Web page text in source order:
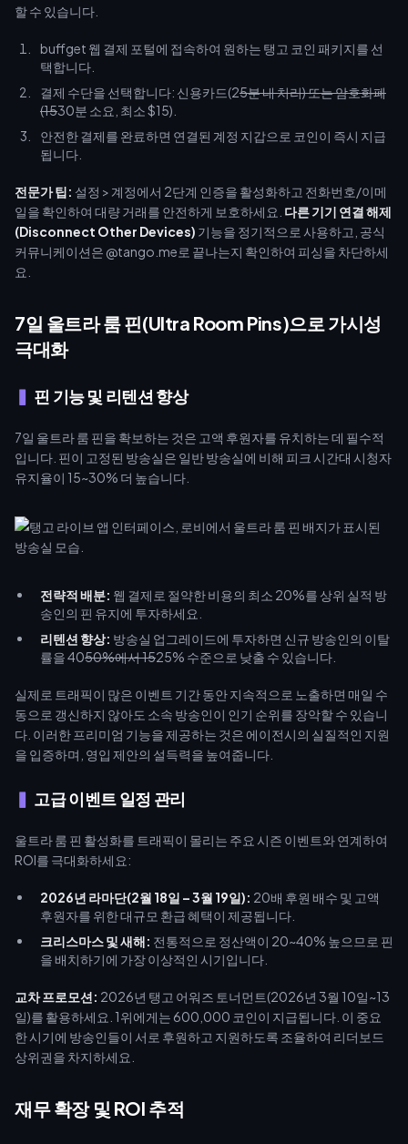
할 수 있습니다.
buffget 웹 결제 포털에 접속하여 원하는 탱고 코인 패키지를 선
택합니다.
결제 수단을 선택합니다: 신용카드(25분 내 처리) 또는 암호화폐
(1530분 소요, 최소 $15).
안전한 결제를 완료하면 연결된 계정 지갑으로 코인이 즉시 지급
됩니다.
전문가 팁: 설정 > 계정에서 2단계 인증을 활성화하고 전화번호/이메
일을 확인하여 대량 거래를 안전하게 보호하세요. 다른 기기 연결 해제
(Disconnect Other Devices) 기능을 정기적으로 사용하고, 공식
커뮤니케이션은 @tango.me로 끝나는지 확인하여 피싱을 차단하세
요.
7일 울트라 룸 핀(Ultra Room Pins)으로 가시성
극대화
핀 기능 및 리텐션 향상
7일 울트라 룸 핀을 확보하는 것은 고액 후원자를 유치하는 데 필수적
입니다. 핀이 고정된 방송실은 일반 방송실에 비해 피크 시간대 시청자
유지율이 15~30% 더 높습니다.
전략적 배분: 웹 결제로 절약한 비용의 최소 20%를 상위 실적 방
송인의 핀 유지에 투자하세요.
리텐션 향상: 방송실 업그레이드에 투자하면 신규 방송인의 이탈
률을 4050%에서 1525% 수준으로 낮출 수 있습니다.
실제로 트래픽이 많은 이벤트 기간 동안 지속적으로 노출하면 매일 수
동으로 갱신하지 않아도 소속 방송인이 인기 순위를 장악할 수 있습니
다. 이러한 프리미엄 기능을 제공하는 것은 에이전시의 실질적인 지원
을 입증하며, 영입 제안의 설득력을 높여줍니다.
고급 이벤트 일정 관리
울트라 룸 핀 활성화를 트래픽이 몰리는 주요 시즌 이벤트와 연계하여
ROI를 극대화하세요:
2026년 라마단(2월 18일 – 3월 19일): 20배 후원 배수 및 고액
후원자를 위한 대규모 환급 혜택이 제공됩니다.
크리스마스 및 새해: 전통적으로 정산액이 20~40% 높으므로 핀
을 배치하기에 가장 이상적인 시기입니다.
교차 프로모션: 2026년 탱고 어워즈 토너먼트(2026년 3월 10일~13
일)를 활용하세요. 1위에게는 600,000 코인이 지급됩니다. 이 중요
한 시기에 방송인들이 서로 후원하고 지원하도록 조율하여 리더보드
상위권을 차지하세요.
재무 확장 및 ROI 추적